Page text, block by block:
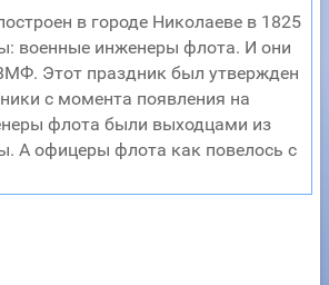
в городе Николаеве в 1825
военные инженеры флота. И они
Этот праздник был утвержден
с момента появления на
флота были выходцами из
А офицеры флота как повелось с